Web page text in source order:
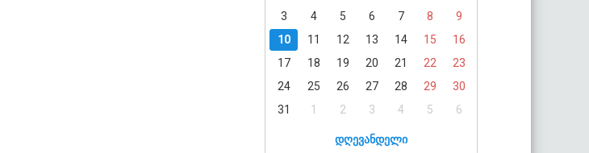
3
4 5 6 7 8
9
10
11 12 13 14 15
16
17
18 19 20 21 22
23
24
25 26 27 28 29
30
31
1 2 3 4 5 6
დღევანდელი